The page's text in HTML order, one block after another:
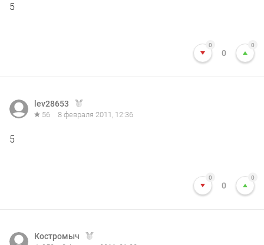
5
0
0
0
lev28653
56 8 февраля 2011, 12:36
5
0
0
0
Костромыч